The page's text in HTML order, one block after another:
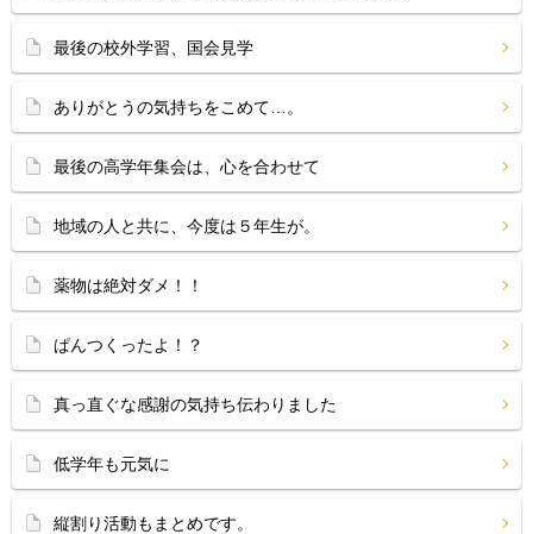
最後の校外学習、国会見学
ありがとうの気持ちをこめて…。
最後の高学年集会は、心を合わせて
地域の人と共に、今度は５年生が。
薬物は絶対ダメ！！
ぱんつくったよ！？
真っ直ぐな感謝の気持ち伝わりました
低学年も元気に
縦割り活動もまとめです。